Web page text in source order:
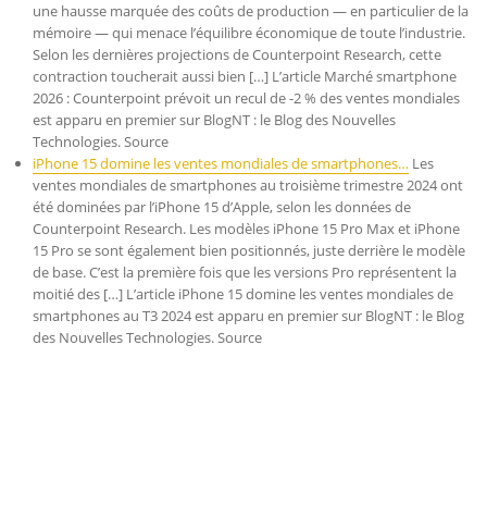
une hausse marquée des coûts de production — en particulier de la
mémoire — qui menace l’équilibre économique de toute l’industrie.
Selon les dernières projections de Counterpoint Research, cette
contraction toucherait aussi bien […] L’article Marché smartphone
2026 : Counterpoint prévoit un recul de -2 % des ventes mondiales
est apparu en premier sur BlogNT : le Blog des Nouvelles
Technologies. Source
iPhone 15 domine les ventes mondiales de smartphones… Les
ventes mondiales de smartphones au troisième trimestre 2024 ont
été dominées par l’iPhone 15 d’Apple, selon les données de
Counterpoint Research. Les modèles iPhone 15 Pro Max et iPhone
15 Pro se sont également bien positionnés, juste derrière le modèle
de base. C’est la première fois que les versions Pro représentent la
moitié des […] L’article iPhone 15 domine les ventes mondiales de
smartphones au T3 2024 est apparu en premier sur BlogNT : le Blog
des Nouvelles Technologies. Source